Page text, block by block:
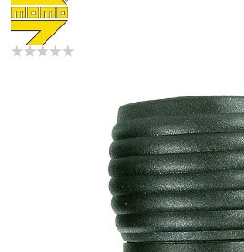
Bildergalerie überspringen